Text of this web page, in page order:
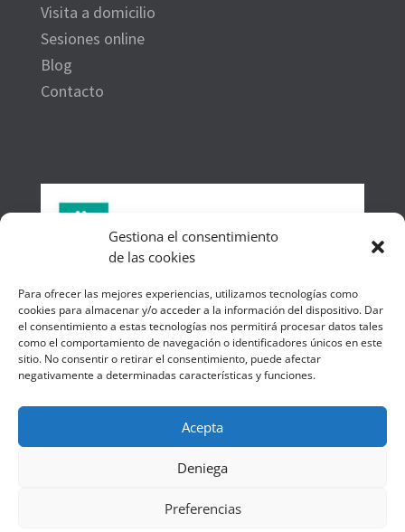
Gestiona el consentimiento
de las cookies
Para ofrecer las mejores experiencias, utilizamos tecnologías como
cookies para almacenar y/o acceder a la información del dispositivo. Dar
el consentimiento a estas tecnologías nos permitirá procesar datos tales
como el comportamiento de navegación o identificadores únicos en este
sitio. No consentir o retirar el consentimiento, puede afectar
negativamente a determinadas características y funciones.
Acepta
Deniega
Preferencias
© 2023 designed and powered byassisoft.com
Visita a domicilio
Sesiones online
Blog
Contacto
Número de colegiada: 1523